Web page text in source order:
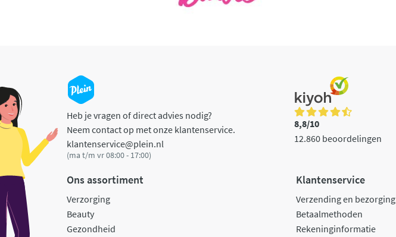
Heb je vragen of direct advies nodig?
Neem contact op met onze klantenservice.
klantenservice@plein.nl
(ma t/m vr 08:00 - 17:00)
8,8/10
12.860 beoordelingen
Ons assortiment
Verzorging
Beauty
Gezondheid
Klantenservice
Verzending en bezorging
Betaalmethoden
Rekeninginformatie